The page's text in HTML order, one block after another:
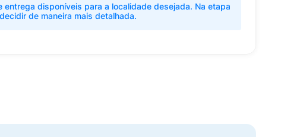
entrega disponíveis para a localidade desejada. Na etapa
de maneira mais detalhada.